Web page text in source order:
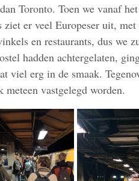
Toronto. Toen we vanaf
er veel Europeser uit,
en restaurants, dus we
hadden achtergelaten,
viel erg in de smaak.
vastgelegd worden.